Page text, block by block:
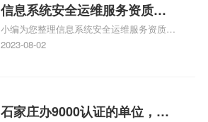
信息系统安全运维服务资质二
级费用，信息系统安全运维服
务资质二级
小编为您整理信息系统安全运维服务资质认
证证书机构有哪些、安全运维服务资质的费
体系认证知识，详情可查看下方正文！
2023-08-02
石家庄办9000认证的单位，石